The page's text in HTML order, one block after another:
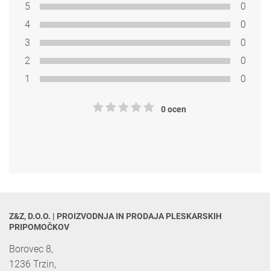
5
0
4
0
3
0
2
0
1
0
0 ocen
Z&Z, D.O.O. | PROIZVODNJA IN PRODAJA PLESKARSKIH
PRIPOMOČKOV
Borovec 8,
1236 Trzin,